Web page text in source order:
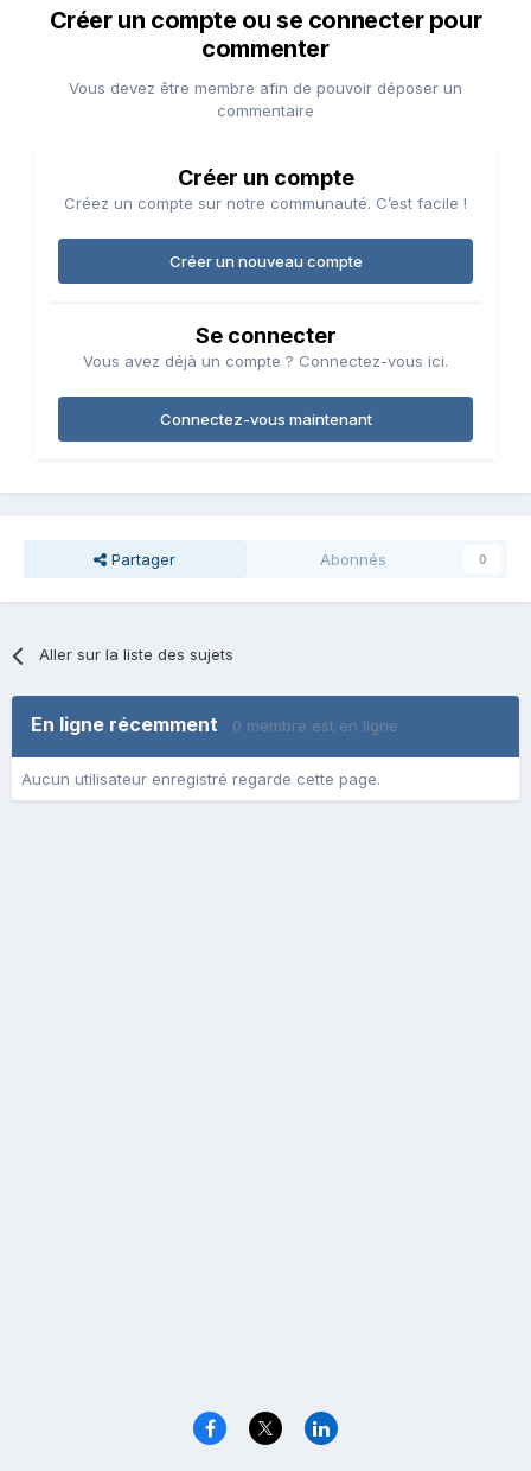
Créer un compte ou se connecter pour
commenter
Vous devez être membre afin de pouvoir déposer un
commentaire
Créer un compte
Créez un compte sur notre communauté. C’est facile !
Créer un nouveau compte
Se connecter
Vous avez déjà un compte ? Connectez-vous ici.
Connectez-vous maintenant
Partager Abonnés 0
Aller sur la liste des sujets
En ligne récemment 0 membre est en ligne
Aucun utilisateur enregistré regarde cette page.